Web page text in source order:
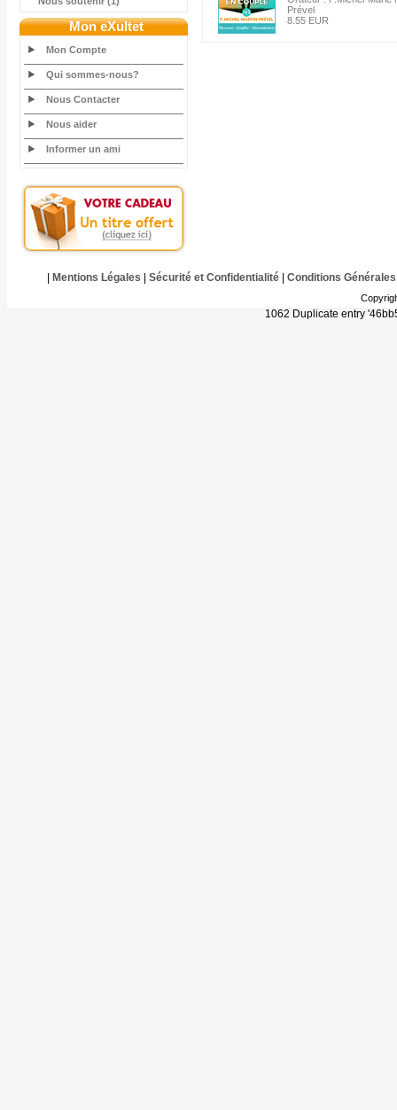
Mon eXultet
Mon Compte
Qui sommes-nous?
Nous Contacter
Nous aider
Informer un ami
Prével
8.55 EUR
Mentions Légales Sécurité et Confidentialité| Conditions Générales
1062 Duplicate entry